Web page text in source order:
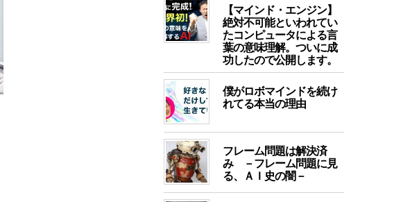
【マインド・エンジン】
絶対不可能といわれてい
たコンピュータによる言
葉の意味理解。ついに成
功したので公開します。
僕がロボマインドを続け
れてる本当の理由
フレーム問題は解決済
み －フレーム問題に見
る、ＡＩ史の闇－